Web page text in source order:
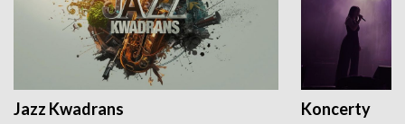
Jazz Kwadrans Koncerty